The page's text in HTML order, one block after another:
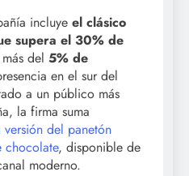
incluye el clásico
supera el 30% de
del 5% de
en el sur del
a un público más
la firma suma
versión del panetón
chocolate, disponible de
moderno.